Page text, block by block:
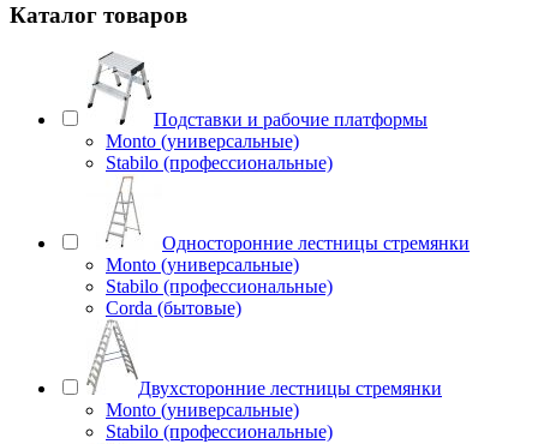
Каталог товаров
Подставки и рабочие платформы
Monto (универсальные)
Stabilo (профессиональные)
Односторонние лестницы стремянки
Monto (универсальные)
Stabilo (профессиональные)
Corda (бытовые)
Двухсторонние лестницы стремянки
Monto (универсальные)
Stabilo (профессиональные)